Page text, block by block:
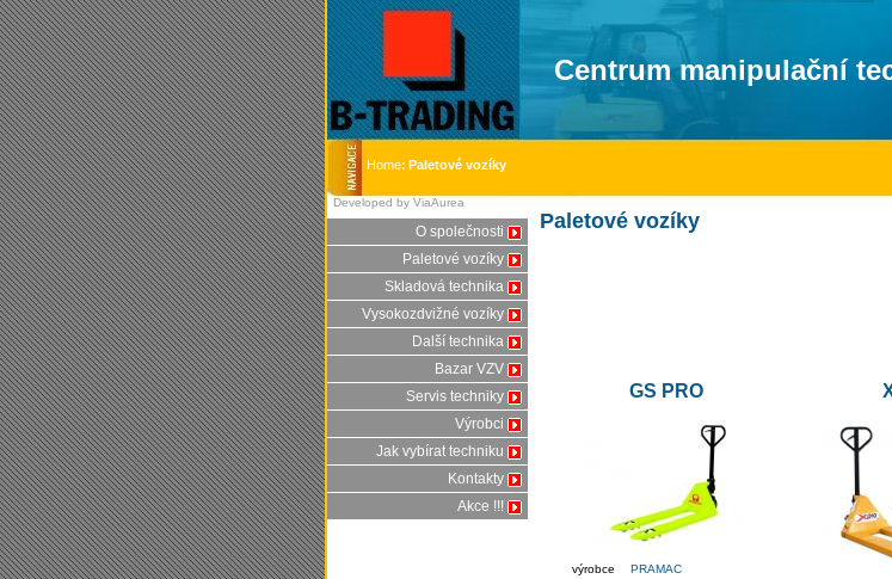
Centrum manipulační
Home: Paletové vozíky
Developed by ViaAurea
Paletové vozíky
GS PRO
výrobce PRAMAC
O společnosti
Paletové vozíky
Skladová technika
Vysokozdvižné vozíky
Další technika
Bazar VZV
Servis techniky
Výrobci
Jak vybírat techniku
Kontakty
Akce !!!